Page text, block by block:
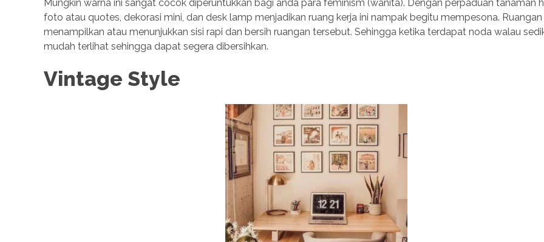
Mungkin warna ini sangat cocok diperuntukkan bagi anda para feminism (wanita). Dengan perpaduan tanaman
foto atau quotes, dekorasi mini, dan desk lamp menjadikan ruang kerja ini nampak begitu mempesona. Ruangan
menampilkan atau menunjukkan sisi rapi dan bersih ruangan tersebut. Sehingga ketika terdapat noda walau
mudah terlihat sehingga dapat segera dibersihkan.
Vintage Style